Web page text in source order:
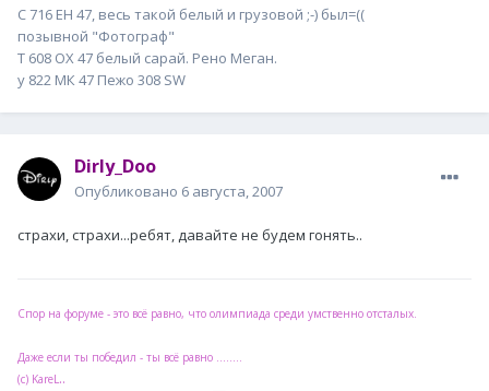
С 716 ЕН 47, весь такой белый и грузовой ;-) был=((
позывной "Фотограф"
Т 608 ОХ 47 белый сарай. Рено Меган.
у 822 МК 47 Пежо 308 SW
Dirly_Doo
Опубликовано 6 августа, 2007
страхи, страхи...ребят, давайте не будем гонять..
Спор на форуме - это всё равно, что олимпиада среди умственно отсталых.
Даже если ты победил - ты всё равно ........
(с) KareL..